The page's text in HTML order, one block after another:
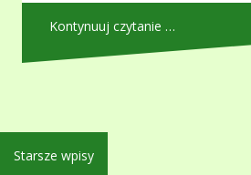
Kontynuuj czytanie …
Nawigacja
Starsze wpisy